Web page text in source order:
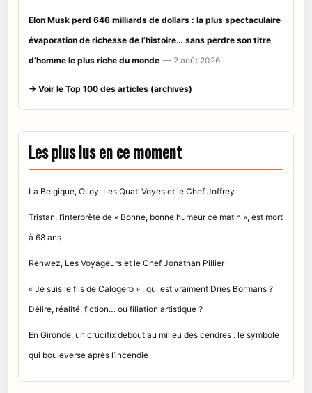
Elon Musk perd 646 milliards de dollars : la plus spectaculaire
évaporation de richesse de l’histoire… sans perdre son titre
d’homme le plus riche du monde — 2 août 2026
→ Voir le Top 100 des articles (archives)
Les plus lus en ce moment
La Belgique, Olloy, Les Quat’ Voyes et le Chef Joffrey
Tristan, l’interprète de « Bonne, bonne humeur ce matin », est mort
à 68 ans
Renwez, Les Voyageurs et le Chef Jonathan Pillier
« Je suis le fils de Calogero » : qui est vraiment Dries Bormans ?
Délire, réalité, fiction… ou filiation artistique ?
En Gironde, un crucifix debout au milieu des cendres : le symbole
qui bouleverse après l’incendie